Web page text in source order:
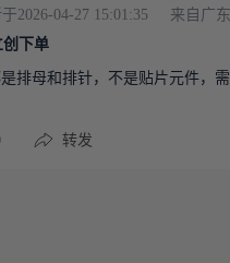
2026-04-27 15:01:35 来自广东
下单
排母和排针，不是贴片元件，
转发